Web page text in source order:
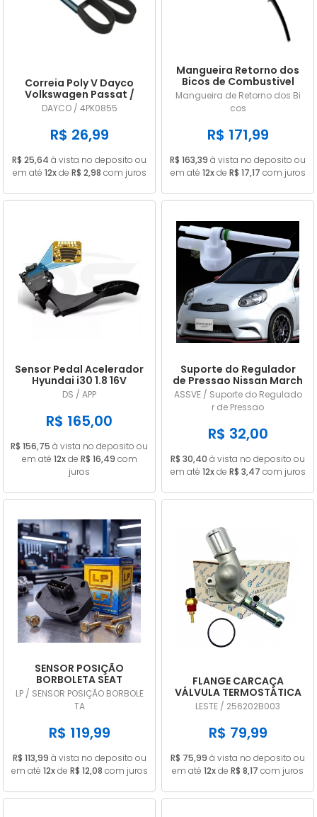
Correia Poly V Dayco
Volkswagen Passat /
Variant (importado) 1.8
20V / 1.8 20V Turbo 1996
1997 1998 1999 GIR / ACD
4PK0855
DAYCO / 4PK0855
R$ 26,99
R$ 25,64 à vista no deposito ou
em até 12xde R$ 2,98 com juros
Mangueira Retorno dos
Bicos de Combustivel
Nissan Frontier 2.8 MWM
9053156
Mangueira de Retorno dos Bi
cos
R$ 171,99
R$ 163,39 à vista no deposito ou
em até 12xde R$ 17,17 com juros
Sensor Pedal Acelerador
Hyundai i30 1.8 16V
Gasolina 2014/... em
diante
DS / APP
R$ 165,00
R$ 156,75 à vista no deposito ou
em até 12xde R$ 16,49 com
juros
Suporte do Regulador
de Pressao Nissan March
/ Versa 1.0 1.6 2011/... em
diante
ASSVE / Suporte do Regulado
r de Pressao
R$ 32,00
R$ 30,40 à vista no deposito ou
em até 12xde R$ 3,47 com juros
SENSOR POSIÇÃO
BORBOLETA SEAT
CÓRDOBA 1.8 1995 A 1999
TPS DIGITAL LP707
LP / SENSOR POSIÇÃO BORBOLE
TA
R$ 119,99
R$ 113,99 à vista no deposito ou
em até 12xde R$ 12,08 com juros
FLANGE CARCAÇA
VÁLVULA TERMOSTÁTICA
HYUNDAI HB20 I30
VELOSTER CRETA 1.6 16V
256202B003
LESTE / 256202B003
R$ 79,99
R$ 75,99 à vista no deposito ou
em até 12xde R$ 8,17 com juros